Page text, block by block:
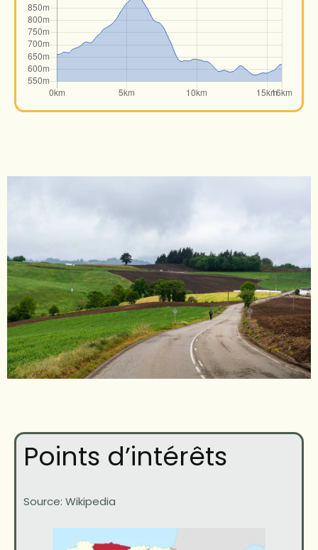
Points d’intérêts
Source: Wikipedia